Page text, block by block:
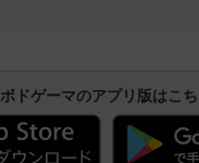
ボドゲーマのアプリ版はこち